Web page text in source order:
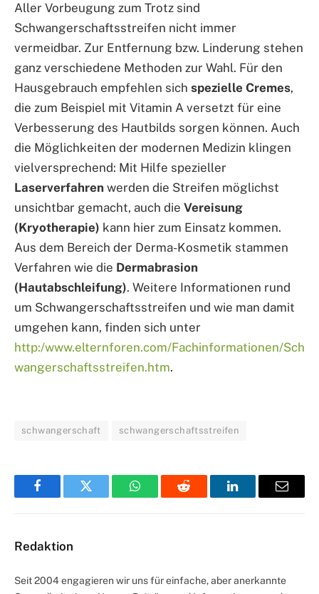
Aller Vorbeugung zum Trotz sind
Schwangerschaftsstreifen nicht immer
vermeidbar. Zur Entfernung bzw. Linderung stehen
ganz verschiedene Methoden zur Wahl. Für den
Hausgebrauch empfehlen sich spezielle Cremes,
die zum Beispiel mit Vitamin A versetzt für eine
Verbesserung des Hautbilds sorgen können. Auch
die Möglichkeiten der modernen Medizin klingen
vielversprechend: Mit Hilfe spezieller
Laserverfahren werden die Streifen möglichst
unsichtbar gemacht, auch die Vereisung
(Kryotherapie) kann hier zum Einsatz kommen.
Aus dem Bereich der Derma-Kosmetik stammen
Verfahren wie die Dermabrasion
(Hautabschleifung). Weitere Informationen rund
um Schwangerschaftsstreifen und wie man damit
umgehen kann, finden sich unter
http:/www.elternforen.com/Fachinformationen/Sch
wangerschaftsstreifen.htm.
schwangerschaft schwangerschaftsstreifen
FacebookTwitter WhatsAppReddit LinkedInEmail
Redaktion
Seit 2004 engagieren wir uns für einfache, aber anerkannte